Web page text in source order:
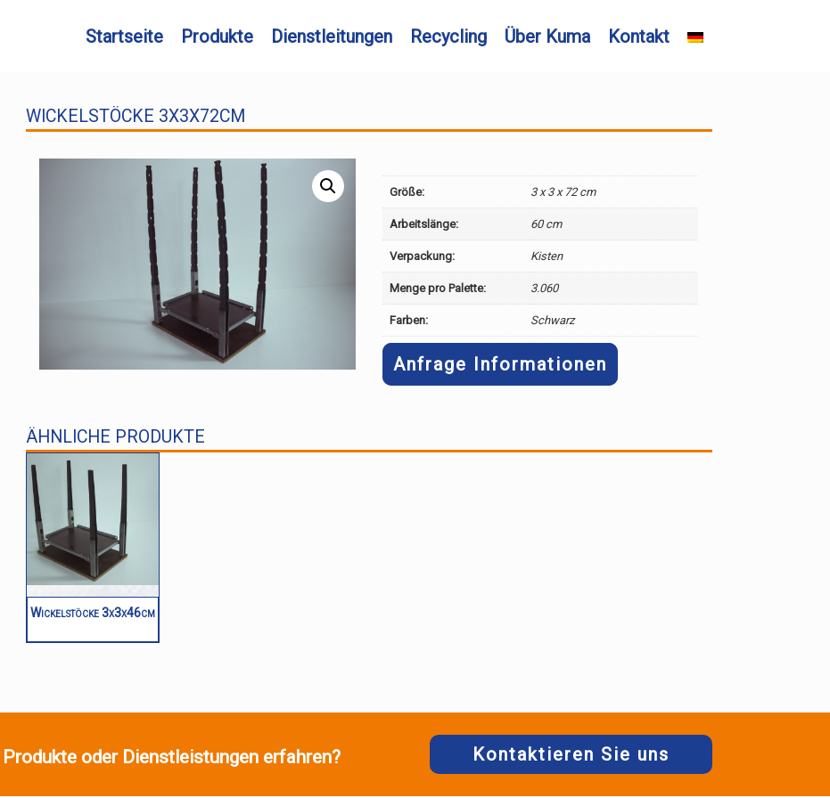
Startseite Produkte Dienstleitungen Recycling Über Kuma Kontakt
WICKELSTÖCKE 3X3X72CM
Größe: 3 x 3 x 72 cm
Arbeitslänge: 60 cm
Verpackung: Kisten
Menge pro Palette: 3.060
Farben: Schwarz
Anfrage Informationen
ÄHNLICHE PRODUKTE
Wickelstöcke 3x3x46cm
oder Dienstleistungen erfahren? Kontaktieren Sie uns